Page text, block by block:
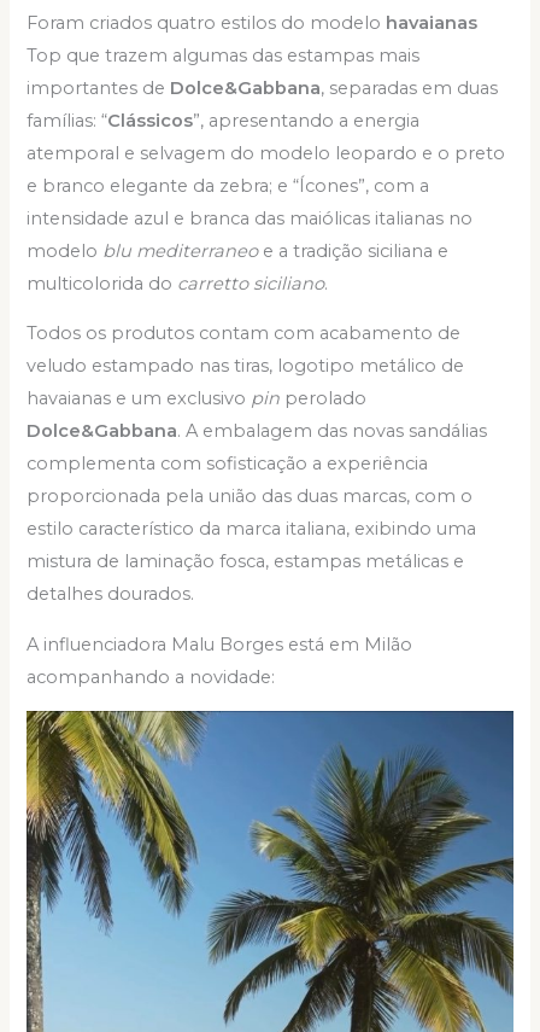
Foram criados quatro estilos do modelo havaianas
Top que trazem algumas das estampas mais
importantes de Dolce&Gabbana, separadas em duas
famílias: “Clássicos”, apresentando a energia
atemporal e selvagem do modelo leopardo e o preto
e branco elegante da zebra; e “Ícones”, com a
intensidade azul e branca das maiólicas italianas no
modelo blu mediterraneoe a tradição siciliana e
multicolorida do carretto siciliano.
Todos os produtos contam com acabamento de
veludo estampado nas tiras, logotipo metálico de
havaianas e um exclusivo pin perolado
Dolce&Gabbana. A embalagem das novas sandálias
complementa com sofisticação a experiência
proporcionada pela união das duas marcas, com o
estilo característico da marca italiana, exibindo uma
mistura de laminação fosca, estampas metálicas e
detalhes dourados.
A influenciadora Malu Borges está em Milão
acompanhando a novidade: